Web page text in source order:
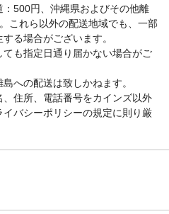
500円、沖縄県およびその他離
これら以外の配送地域でも、一部
る場合がございます。
も指定日通り届かない場合がご
への配送は致しかねます。
住所、電話番号をカインズ以外
バシーポリシーの規定に則り厳